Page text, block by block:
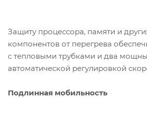
Защиту процессора, памяти и
компонентов от перегрева
с тепловыми трубками и два
автоматической регулировкой
Подлинная мобильность